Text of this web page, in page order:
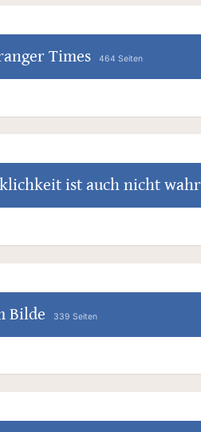
Times 464 Seiten
ist auch nicht wahr
Bilde 339 Seiten